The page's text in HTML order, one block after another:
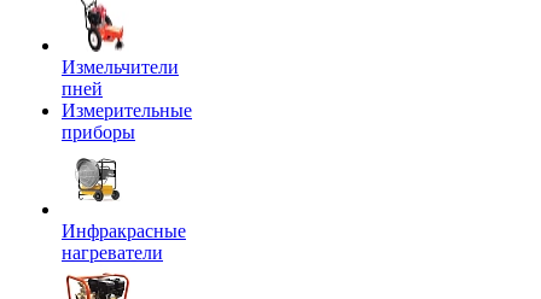
Измельчители
пней
Измерительные
приборы
Инфракрасные
нагреватели